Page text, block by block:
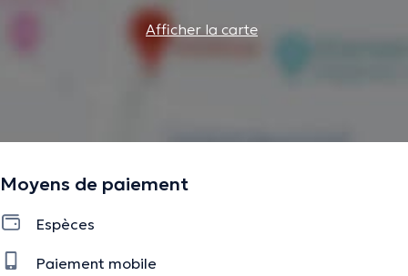
Afficher la carte
Moyens de paiement
Espèces
Paiement mobile